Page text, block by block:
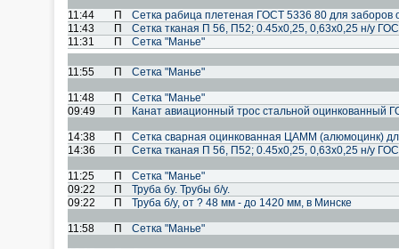
11:44 П
Сетка рабица плетеная ГОСТ 5336 80 для заборов
11:43
П
Сетка тканая П 56, П52; 0.45х0,25, 0,63х0,25 н/у
11:31
П Сетка "Манье"
11:55 П Сетка "Манье"
11:48 П
Сетка "Манье"
09:49
П Канат авиационный трос стальной оцинкованный
14:38 П
Сетка сварная оцинкованная ЦАММ (алюмоцинк)
14:36
П Сетка тканая П 56, П52; 0.45х0,25, 0,63х0,25 н/у
11:25 П
Сетка "Манье"
09:22
П
Труба бу. Трубы б/у.
09:22
П Труба б/у, от ? 48 мм - до 1420 мм, в Минске
11:58 П Сетка "Манье"